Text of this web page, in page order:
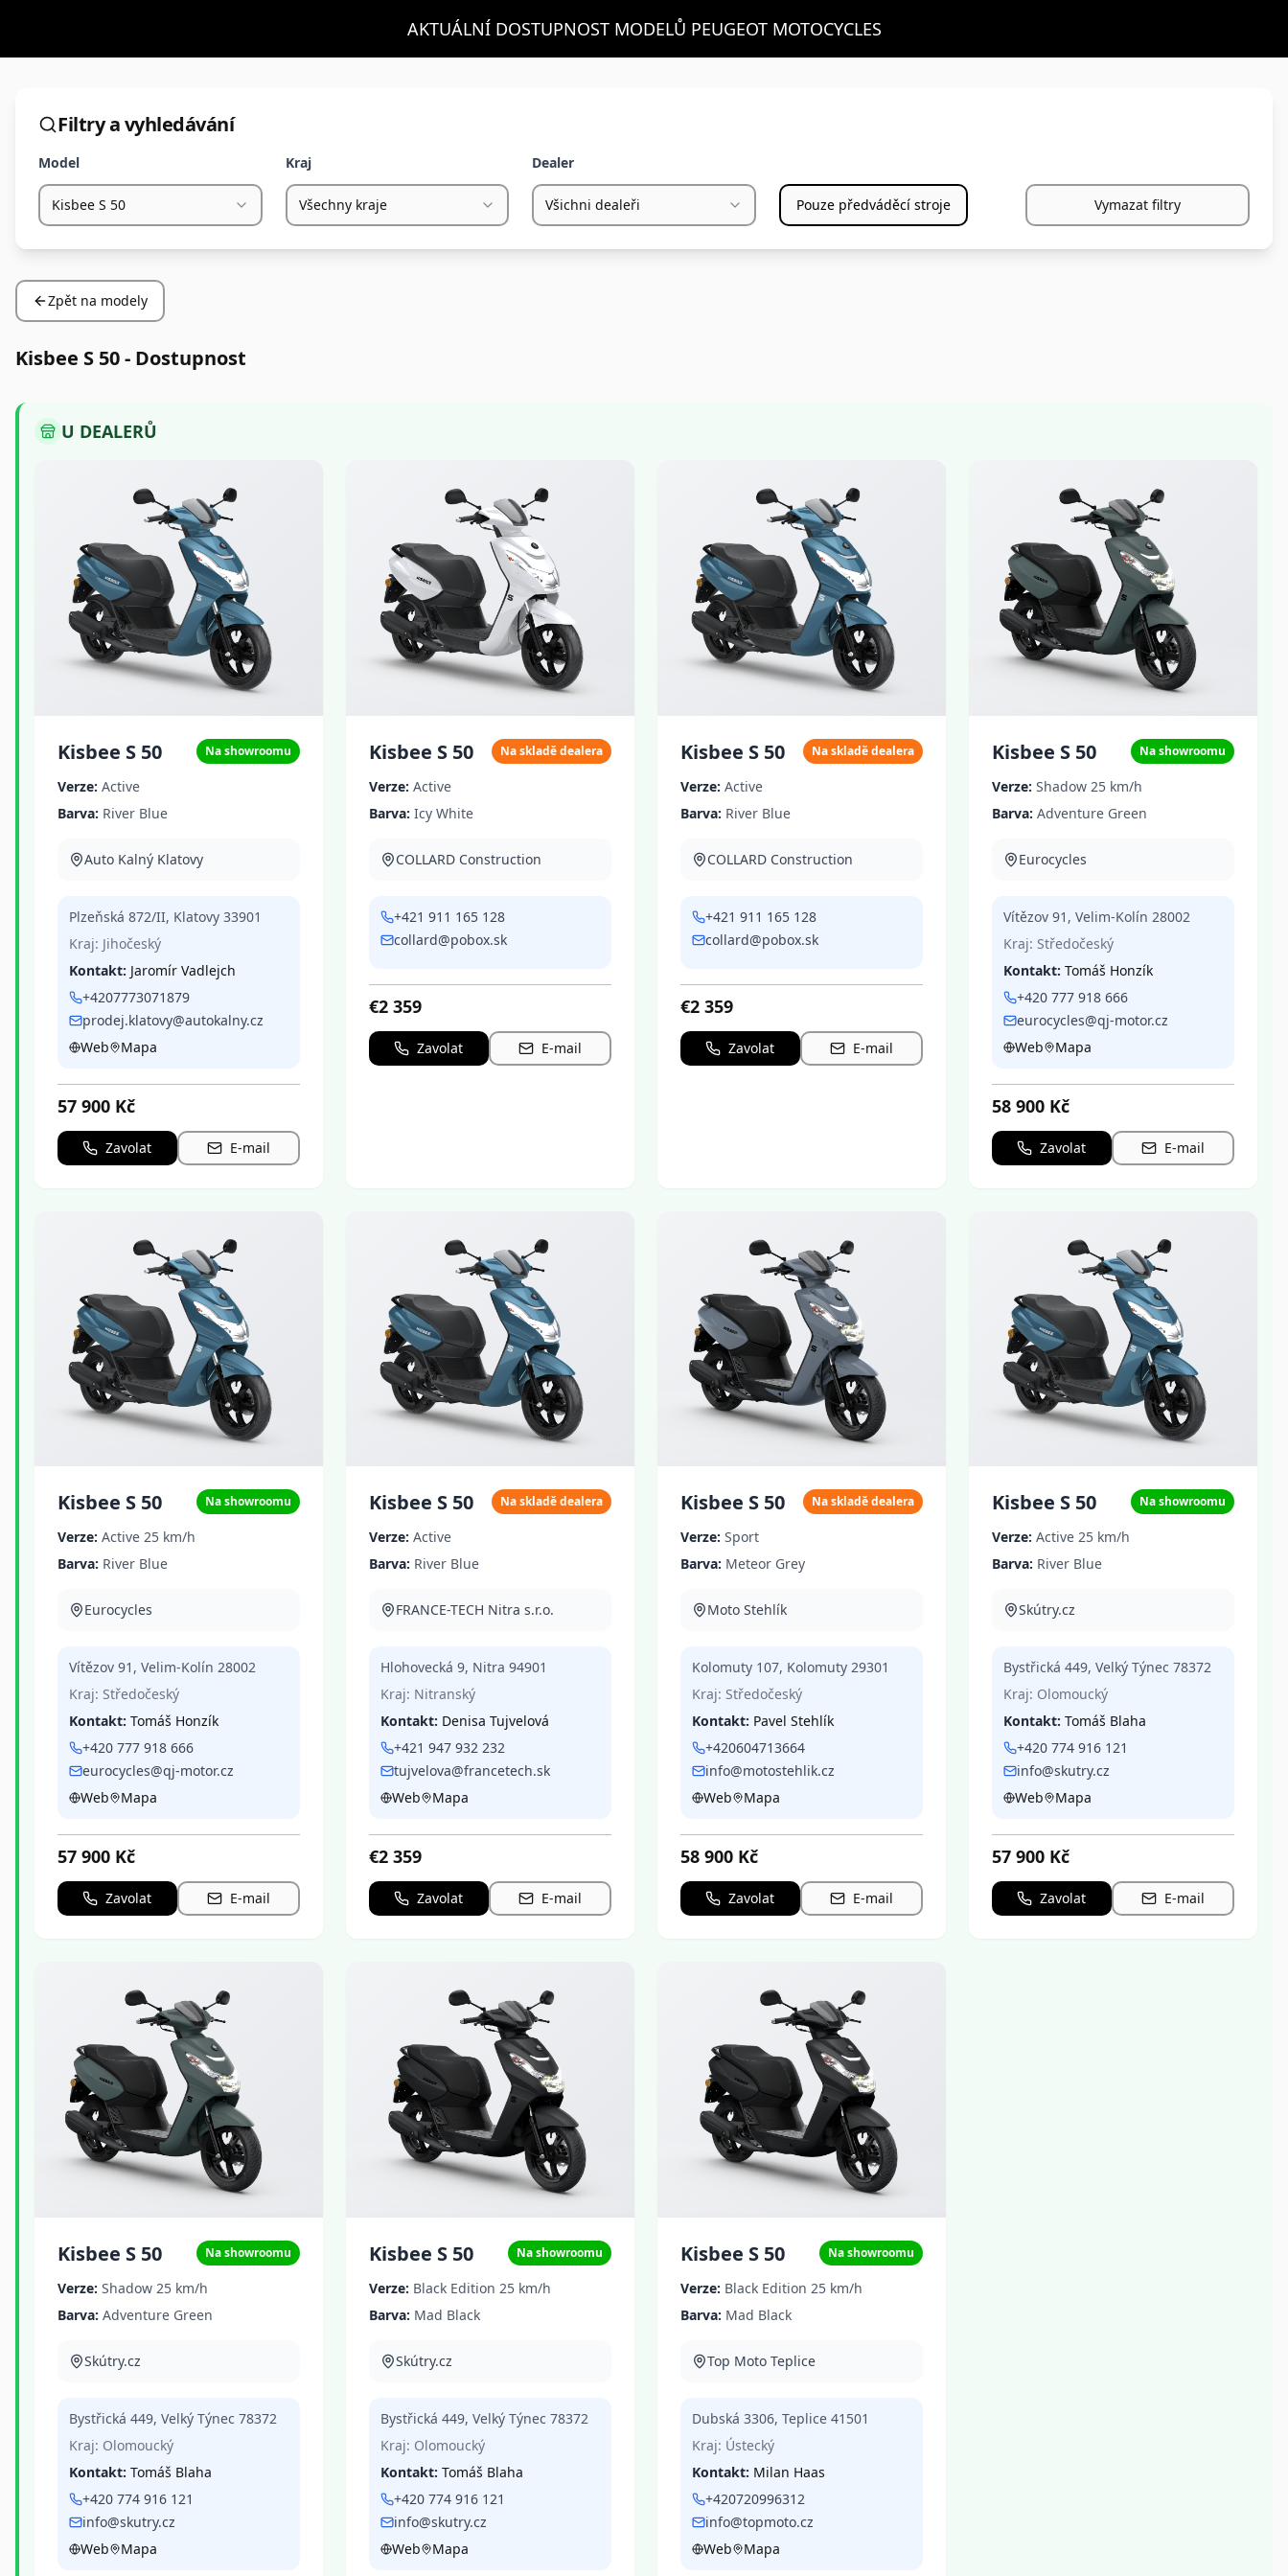
AKTUÁLNÍ DOSTUPNOST MODELŮ PEUGEOT MOTOCYCLES
Filtry a vyhledávání
Model
Kisbee S 50
Kraj
Všechny kraje
Dealer
Všichni dealeři Pouze předváděcí stroje Vymazat filtry
Zpět na modely
Kisbee S 50- Dostupnost
U DEALERŮ
Kisbee S 50 Na showroomu
Verze: Active
Barva: River Blue
Auto Kalný Klatovy
Plzeňská 872/II, Klatovy 33901
Kraj: Jihočeský
Kontakt: Jaromír Vadlejch
+4207773071879
prodej.klatovy@autokalny.cz
Web
Mapa
57 900 Kč
Zavolat E-mail
Kisbee S 50 Na skladě dealera
Verze: Active
Barva: Icy White
COLLARD Construction
+421 911 165 128
collard@pobox.sk
€2 359
Zavolat E-mail
Kisbee S 50 Na skladě dealera
Verze: Active
Barva: River Blue
COLLARD Construction
+421 911 165 128
collard@pobox.sk
€2 359
Zavolat E-mail
Kisbee S 50 Na showroomu
Verze: Shadow 25 km/h
Barva: Adventure Green
Eurocycles
Vítězov 91 , Velim-Kolín 28002
Kraj: Středočeský
Kontakt: Tomáš Honzík
+420 777 918 666
eurocycles@qj-motor.cz
Web
Mapa
58 900 Kč
Zavolat E-mail
Kisbee S 50 Na showroomu
Verze: Active 25 km/h
Barva: River Blue
Eurocycles
Vítězov 91 , Velim-Kolín 28002
Kraj: Středočeský
Kontakt: Tomáš Honzík
+420 777 918 666
eurocycles@qj-motor.cz
Web
Mapa
57 900 Kč
Zavolat E-mail
Kisbee S 50 Na skladě dealera
Verze: Active
Barva: River Blue
FRANCE-TECH Nitra s.r.o.
Hlohovecká 9, Nitra 94901
Kraj: Nitranský
Kontakt: Denisa Tujvelová
+421 947 932 232
tujvelova@francetech.sk
Web
Mapa
€2 359
Zavolat E-mail
Kisbee S 50 Na skladě dealera
Verze: Sport
Barva: Meteor Grey
Moto Stehlík
Kolomuty 107, Kolomuty 29301
Kraj: Středočeský
Kontakt: Pavel Stehlík
+420604713664
info@motostehlik.cz
Web
Mapa
58 900 Kč
Zavolat E-mail
Kisbee S 50 Na showroomu
Verze: Active 25 km/h
Barva: River Blue
Skútry.cz
Bystřická 449, Velký Týnec 78372
Kraj: Olomoucký
Kontakt: Tomáš Blaha
+420 774 916 121
info@skutry.cz
Web
Mapa
57 900 Kč
Zavolat E-mail
Kisbee S 50 Na showroomu
Verze: Shadow 25 km/h
Barva: Adventure Green
Skútry.cz
Bystřická 449, Velký Týnec 78372
Kraj: Olomoucký
Kontakt: Tomáš Blaha
+420 774 916 121
info@skutry.cz
Web
Mapa
Kisbee S 50 Na showroomu
Verze: Black Edition 25 km/h
Barva: Mad Black
Skútry.cz
Bystřická 449, Velký Týnec 78372
Kraj: Olomoucký
Kontakt: Tomáš Blaha
+420 774 916 121
info@skutry.cz
Web
Mapa
Kisbee S 50 Na showroomu
Verze: Black Edition 25 km/h
Barva: Mad Black
Top Moto Teplice
Dubská 3306, Teplice 41501
Kraj: Ústecký
Kontakt: Milan Haas
+420720996312
info@topmoto.cz
Web
Mapa